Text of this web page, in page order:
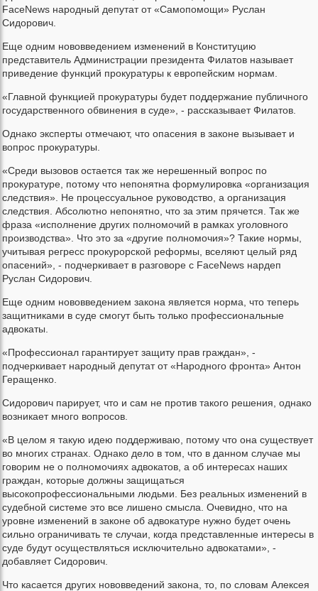
FaceNews народный депутат от «Самопомощи» Руслан
Сидорович.
Еще одним нововведением изменений в Конституцию
представитель Администрации президента Филатов называет
приведение функций прокуратуры к европейским нормам.
«Главной функцией прокуратуры будет поддержание публичного
государственного обвинения в суде», - рассказывает Филатов.
Однако эксперты отмечают, что опасения в законе вызывает и
вопрос прокуратуры.
«Среди вызовов остается так же нерешенный вопрос по
прокуратуре, потому что непонятна формулировка «организация
следствия». Не процессуальное руководство, а организация
следствия. Абсолютно непонятно, что за этим прячется. Так же
фраза «исполнение других полномочий в рамках уголовного
производства». Что это за «другие полномочия»? Такие нормы,
учитывая регресс прокурорской реформы, вселяют целый ряд
опасений», - подчеркивает в разговоре с FaceNews нардеп
Руслан Сидорович.
Еще одним нововведением закона является норма, что теперь
защитниками в суде смогут быть только профессиональные
адвокаты.
«Профессионал гарантирует защиту прав граждан», -
подчеркивает народный депутат от «Народного фронта» Антон
Геращенко.
Сидорович парирует, что и сам не против такого решения, однако
возникает много вопросов.
«В целом я такую идею поддерживаю, потому что она существует
во многих странах. Однако дело в том, что в данном случае мы
говорим не о полномочиях адвокатов, а об интересах наших
граждан, которые должны защищаться
высокопрофессиональными людьми. Без реальных изменений в
судебной системе это все лишено смысла. Очевидно, что на
уровне изменений в законе об адвокатуре нужно будет очень
сильно ограничивать те случаи, когда представленные интересы в
суде будут осуществляться исключительно адвокатами», -
добавляет Сидорович.
Что касается других нововведений закона, то, по словам Алексея